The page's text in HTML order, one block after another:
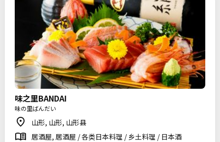
味之里BANDAI
味の里ばんだい
山形, 山形, 山形县
居酒屋, 居酒屋 / 各类日本料理 / 乡土料理 / 日本酒